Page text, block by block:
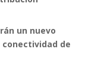
un nuevo
de